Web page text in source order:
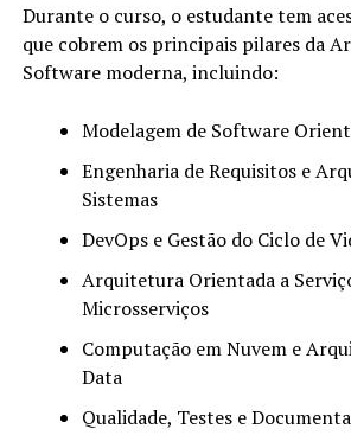
Durante o curso, o estudante tem
que cobrem os principais pilares da
Software moderna, incluindo:
Modelagem de Software
Engenharia de Requisitos e
Sistemas
DevOps e Gestão do Ciclo de
Arquitetura Orientada a
Microsserviços
Computação em Nuvem e
Data
Qualidade, Testes e